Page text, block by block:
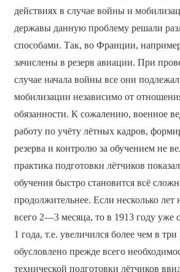
действиях в случае войны и
державы данную проблему решали
способами. Так, во Франции,
зачислены в резерв авиации. При
случае начала войны все они
мобилизации независимо от
обязанности. К сожалению, военное
работу по учёту лётных кадров,
резерва и контролю за обучением не
практика подготовки лётчиков
обучения быстро становится всё
продолжительнее. Если несколько лет
всего 2—3 месяца, то в 1913 году уже
1 года, т.е. увеличился более чем в
обусловлено прежде всего
технической подготовки лётчиков